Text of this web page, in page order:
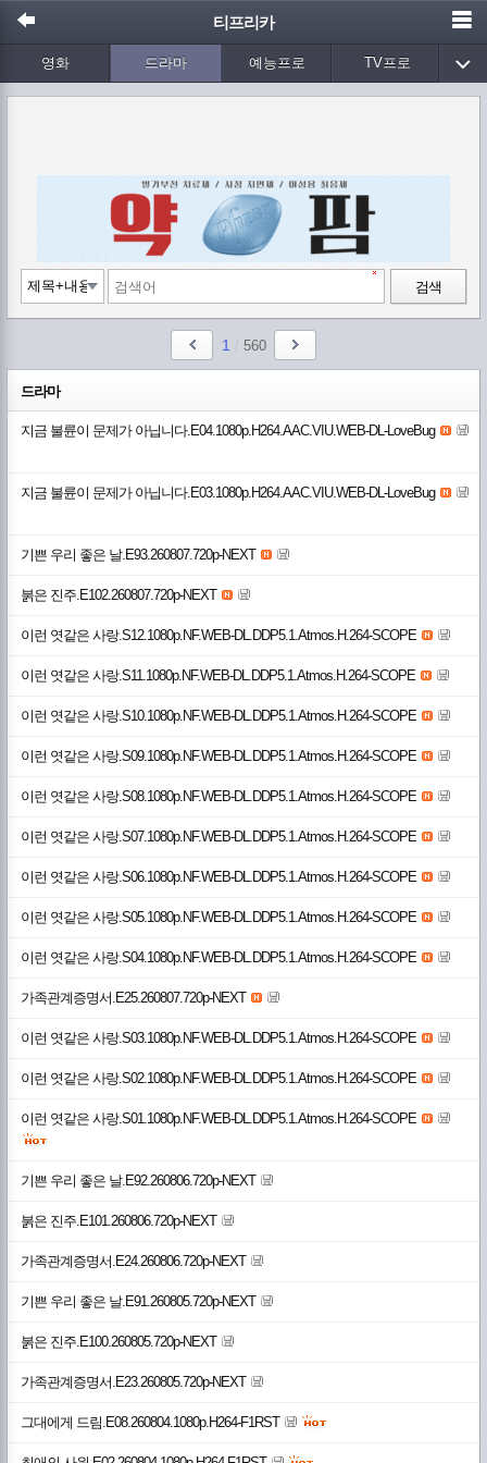
티프리카
영화 드라마 예능프로 TV프로
애니메이션 음악 Wetv
검색
1 560
드라마
지금 불륜이 문제가 아닙니다.E04.1080p.H264.AAC.VIU.WEB-DL-LoveBug
지금 불륜이 문제가 아닙니다.E03.1080p.H264.AAC.VIU.WEB-DL-LoveBug
기쁜 우리 좋은 날.E93.260807.720p-NEXT
붉은 진주.E102.260807.720p-NEXT
이런 엿같은 사랑.S12.1080p.NF.WEB-DL.DDP5.1.Atmos.H.264-SCOPE
이런 엿같은 사랑.S11.1080p.NF.WEB-DL.DDP5.1.Atmos.H.264-SCOPE
이런 엿같은 사랑.S10.1080p.NF.WEB-DL.DDP5.1.Atmos.H.264-SCOPE
이런 엿같은 사랑.S09.1080p.NF.WEB-DL.DDP5.1.Atmos.H.264-SCOPE
이런 엿같은 사랑.S08.1080p.NF.WEB-DL.DDP5.1.Atmos.H.264-SCOPE
이런 엿같은 사랑.S07.1080p.NF.WEB-DL.DDP5.1.Atmos.H.264-SCOPE
이런 엿같은 사랑.S06.1080p.NF.WEB-DL.DDP5.1.Atmos.H.264-SCOPE
이런 엿같은 사랑.S05.1080p.NF.WEB-DL.DDP5.1.Atmos.H.264-SCOPE
이런 엿같은 사랑.S04.1080p.NF.WEB-DL.DDP5.1.Atmos.H.264-SCOPE
가족관계증명서.E25.260807.720p-NEXT
이런 엿같은 사랑.S03.1080p.NF.WEB-DL.DDP5.1.Atmos.H.264-SCOPE
이런 엿같은 사랑.S02.1080p.NF.WEB-DL.DDP5.1.Atmos.H.264-SCOPE
이런 엿같은 사랑.S01.1080p.NF.WEB-DL.DDP5.1.Atmos.H.264-SCOPE
기쁜 우리 좋은 날.E92.260806.720p-NEXT
붉은 진주.E101.260806.720p-NEXT
가족관계증명서.E24.260806.720p-NEXT
기쁜 우리 좋은 날.E91.260805.720p-NEXT
붉은 진주.E100.260805.720p-NEXT
가족관계증명서.E23.260805.720p-NEXT
그대에게 드림.E08.260804.1080p.H264-F1RST